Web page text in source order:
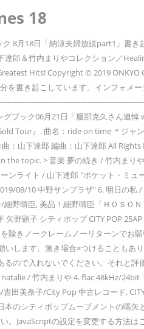
18
8月18日「納涼夫婦放談part1」書
郎＆竹内まりやコレクション／
Hits! Copyright © 2019 ONKYO
を書き起こしています。インフォ
グブック06月21日「服部克久さん
Tour』. 曲名：ride on time ＊ジ
：山下達郎 編曲：山下達郎 All
topic. > 音楽 夢の続き / 竹内ま
ンライト / 山下達郎 "ポケット・ミ
08/10 中野サンプラザ" 6. 明日の私
細野晴臣, 美品！細野晴臣「ＨＯＳ
野顕子 シティポップ CITY POP
除きノークレームノーリターンで
します。無き場合×つけることも
ので入れないでください。それと
/ 竹内まりや 4. flac 48kHz/
美奈子/City Pop 中古レコード, CITY
のシティポップムーブメントの嚆
。JavaScriptの設定を変更する方法